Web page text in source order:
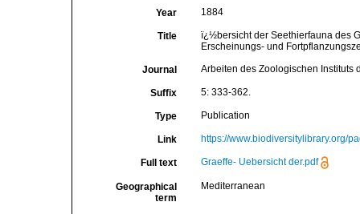
Year 1884
Title
ï¿½bersicht der Seethierfauna des
Erscheinungs- und
Journal Arbeiten des Zoologischen Instituts
Suffix 5: 333-362.
Type Publication
Link https://www.biodiversitylibrary.org/
Full text Graeffe- Uebersicht der.pdf
Geographical
term
Mediterranean